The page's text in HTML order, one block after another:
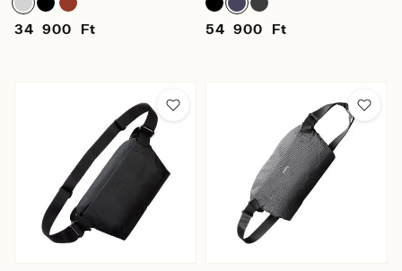
34 900 Ft 54 900 Ft